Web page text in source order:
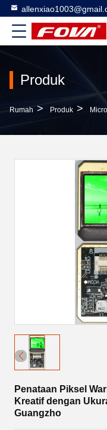
Produk
Rumah > Produk >
Penataan Piksel
Kreatif dengan
Guangzho